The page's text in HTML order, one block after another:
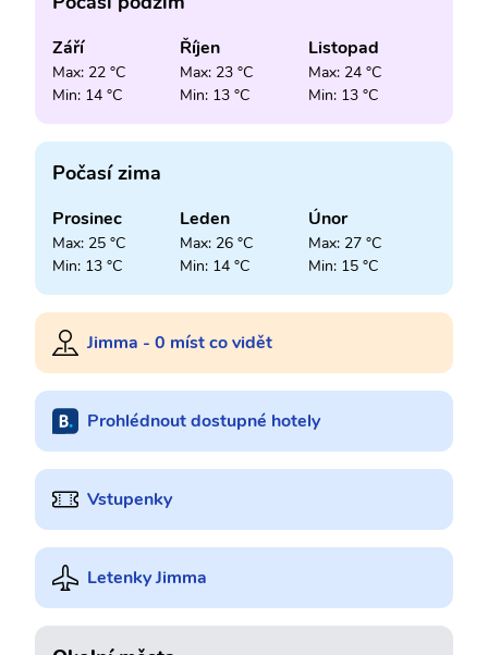
Září
Max: 22 °C
Min: 14 °C
Říjen
Max: 23 °C
Min: 13 °C
Listopad
Max: 24 °C
Min: 13 °C
Počasí zima
Prosinec
Max: 25 °C
Min: 13 °C
Leden
Max: 26 °C
Min: 14 °C
Únor
Max: 27 °C
Min: 15 °C
Jimma - 0 míst co vidět
Prohlédnout dostupné hotely
Vstupenky
Letenky Jimma